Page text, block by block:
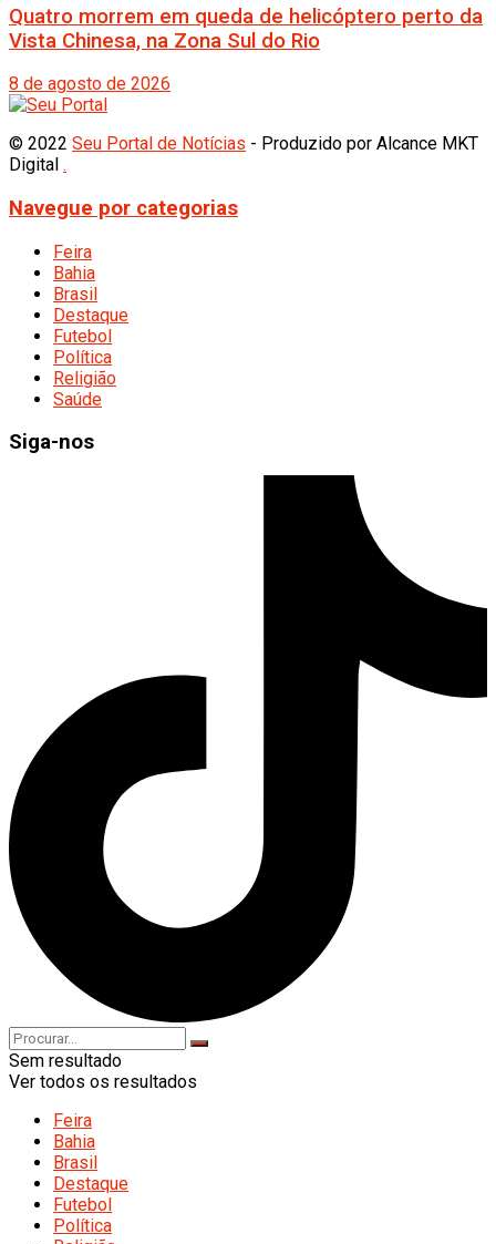
Quatro morrem em queda de helicóptero perto da
Vista Chinesa, na Zona Sul do Rio
8 de agosto de 2026
© 2022 Seu Portal de Notícias - Produzido por Alcance MKT
Digital .
Navegue por categorias
Feira
Bahia
Brasil
Destaque
Futebol
Política
Religião
Saúde
Siga-nos
Sem resultado
Ver todos os resultados
Feira
Bahia
Brasil
Destaque
Futebol
Política